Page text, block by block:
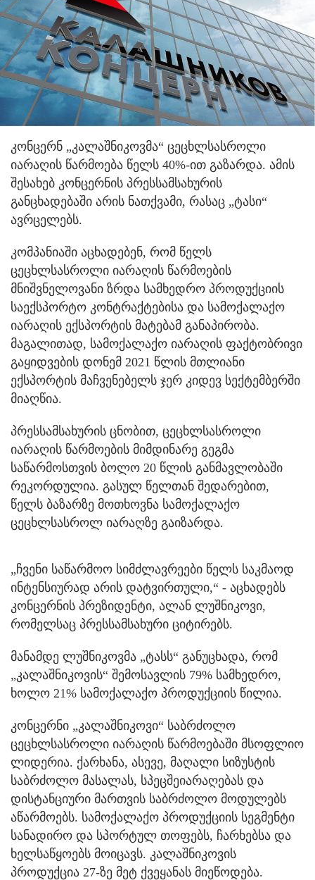
კონცერნ „კალაშნიკოვმა“ ცეცხლსასროლი
იარაღის წარმოება წელს 40%-ით გაზარდა. ამის
შესახებ კონცერნის პრესსამსახურის
განცხადებაში არის ნათქვამი, რასაც „ტასი“
ავრცელებს.
კომპანიაში აცხადებენ, რომ წელს
ცეცხლსასროლი იარაღის წარმოების
მნიშვნელოვანი ზრდა სამხედრო პროდუქციის
საექსპორტო კონტრაქტებისა და სამოქალაქო
იარაღის ექსპორტის მატებამ განაპირობა.
მაგალითად, სამოქალაქო იარაღის ფაქტობრივი
გაყიდვების დონემ 2021 წლის მთლიანი
ექსპორტის მაჩვენებელს ჯერ კიდევ სექტემბერში
მიაღწია.
პრესსამსახურის ცნობით, ცეცხლსასროლი
იარაღის წარმოების მიმდინარე გეგმა
საწარმოსთვის ბოლო 20 წლის განმავლობაში
რეკორდულია. გასულ წელთან შედარებით,
წელს ბაზარზე მოთხოვნა სამოქალაქო
ცეცხლსასროლ იარაღზე გაიზარდა.
„ჩვენი საწარმოო სიმძლავრეები წელს საკმაოდ
ინტენსიურად არის დატვირთული,“ - აცხადებს
კონცერნის პრეზიდენტი, ალან ლუშნიკოვი,
რომელსაც პრესსამსახური ციტირებს.
მანამდე ლუშნიკოვმა „ტასს“ განუცხადა, რომ
„კალაშნიკოვის“ შემოსავლის 79% სამხედრო,
ხოლო 21% სამოქალაქო პროდუქციის წილია.
კონცერნი „კალაშნიკოვი“ საბრძოლო
ცეცხლსასროლი იარაღის წარმოებაში მსოფლიო
ლიდერია. ქარხანა, ასევე, მაღალი სიზუსტის
საბრძოლო მასალას, სპეცშეიარაღებას და
დისტანციური მართვის საბრძოლო მოდულებს
აწარმოებს. სამოქალაქო პროდუქციის სეგმენტი
სანადირო და სპორტულ თოფებს, ჩარხებსა და
ხელსაწყოებს მოიცავს. კალაშნიკოვის
პროდუქცია 27-ზე მეტ ქვეყანას მიეწოდება.